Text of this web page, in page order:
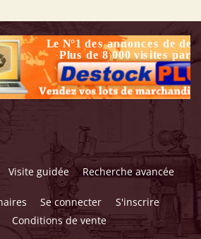
Visite guidée Recherche avancée
Se connecter
S'inscrire
Conditions de vente